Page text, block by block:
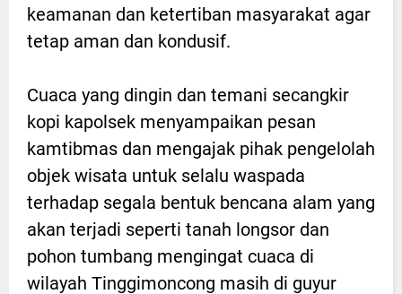
keamanan dan ketertiban masyarakat agar
tetap aman dan kondusif.
Cuaca yang dingin dan temani secangkir
kopi kapolsek menyampaikan pesan
kamtibmas dan mengajak pihak pengelolah
objek wisata untuk selalu waspada
terhadap segala bentuk bencana alam yang
akan terjadi seperti tanah longsor dan
pohon tumbang mengingat cuaca di
wilayah Tinggimoncong masih di guyur